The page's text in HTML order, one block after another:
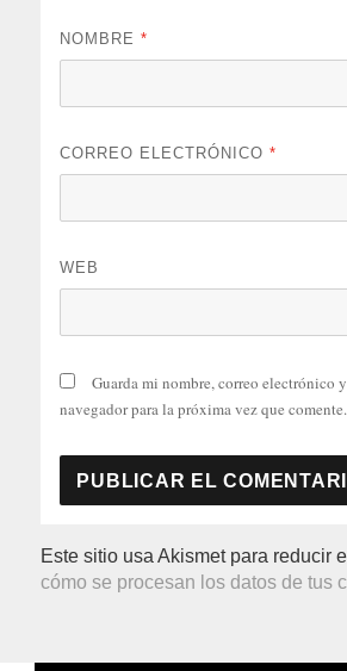
NOMBRE*
CORREO ELECTRÓNICO*
WEB
Guarda mi nombre, correo electrónico
navegador para la próxima vez que comente.
Este sitio usa Akismet para reducir
cómo se procesan los datos de tus